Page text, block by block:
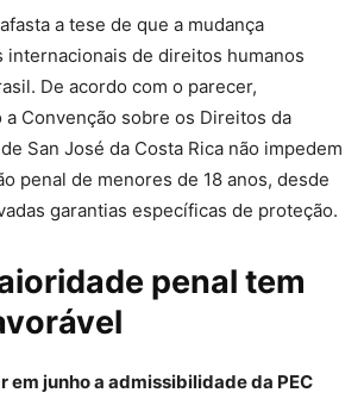
a tese de que a mudança
internacionais de direitos humanos
De acordo com o parecer,
Convenção sobre os Direitos da
San José da Costa Rica não impedem
penal de menores de 18 anos, desde
garantias específicas de proteção.
penal tem
em junho a admissibilidade da PEC